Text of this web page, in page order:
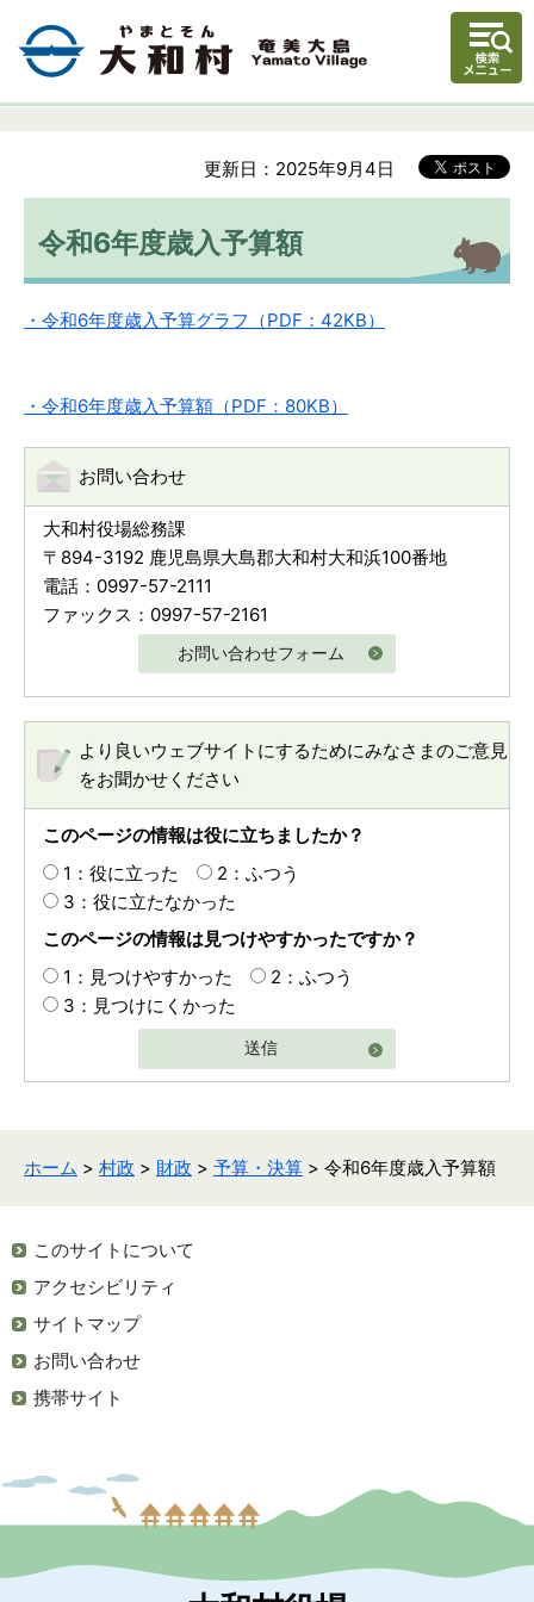
更新日：2025年9月4日
令和6年度歳入予算額
・令和6年度歳入予算グラフ（PDF：42KB）
・令和6年度歳入予算額（PDF：80KB）
お問い合わせ
大和村役場総務課
〒894-3192 鹿児島県大島郡大和村大和浜100番地
電話：0997-57-2111
ファックス：0997-57-2161
お問い合わせフォーム
より良いウェブサイトにするためにみなさまのご意見
をお聞かせください
このページの情報は役に立ちましたか？
1：役に立った
2：ふつう
3：役に立たなかった
このページの情報は見つけやすかったですか？
1：見つけやすかった
2：ふつう
3：見つけにくかった
送信
ホーム > 村政 > 財政 > 予算・決算 > 令和6年度歳入予算額
このサイトについて
アクセシビリティ
サイトマップ
お問い合わせ
携帯サイト